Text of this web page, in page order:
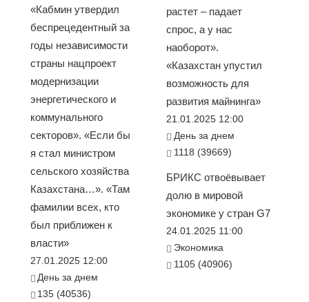
«Кабмин утвердил
беспрецедентный за
годы независимости
страны нацпроект
модернизации
энергетического и
коммунального
секторов». «Если бы
я стал министром
сельского хозяйства
Казахстана…». «Там
фамилии всех, кто
был приближен к
власти»
27.01.2025 12:00
День за днем
135 (40536)
растет – падает
спрос, а у нас
наоборот».
«Казахстан упустил
возможность для
развития майнинга»
21.01.2025 12:00
День за днем
1118 (39669)
БРИКС отвоёвывает
долю в мировой
экономике у стран G7
24.01.2025 11:00
Экономика
1105 (40906)